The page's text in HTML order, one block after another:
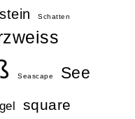
Schatten
Seascape See
square